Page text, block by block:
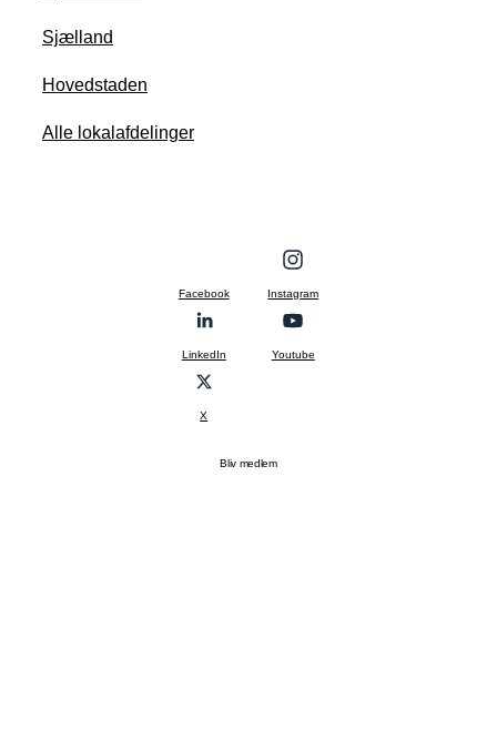
Sjælland
Hovedstaden
Alle lokalafdelinger
Facebook Instagram
LinkedIn Youtube
X
Bliv medlem